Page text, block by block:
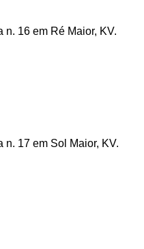
n. 16 em Ré Maior, KV.
n. 17 em Sol Maior, KV.